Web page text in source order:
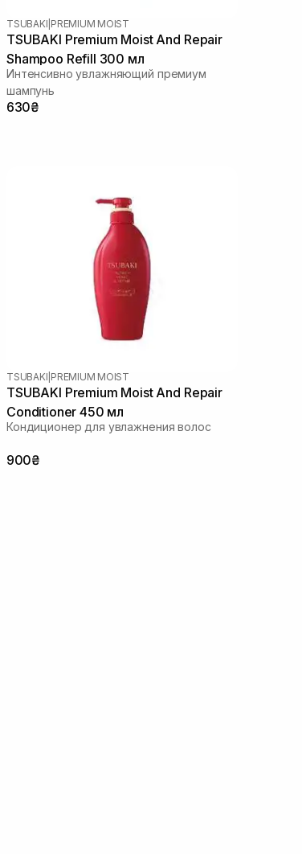
TSUBAKI PREMIUM MOIST
TSUBAKI Premium Moist And Repair
Shampoo Refill 300 мл
Интенсивно увлажняющий премиум
шампунь
630₴
TSUBAKI PREMIUM MOIST
TSUBAKI Premium Moist And Repair
Conditioner 450 мл
Кондиционер для увлажнения волос
900₴